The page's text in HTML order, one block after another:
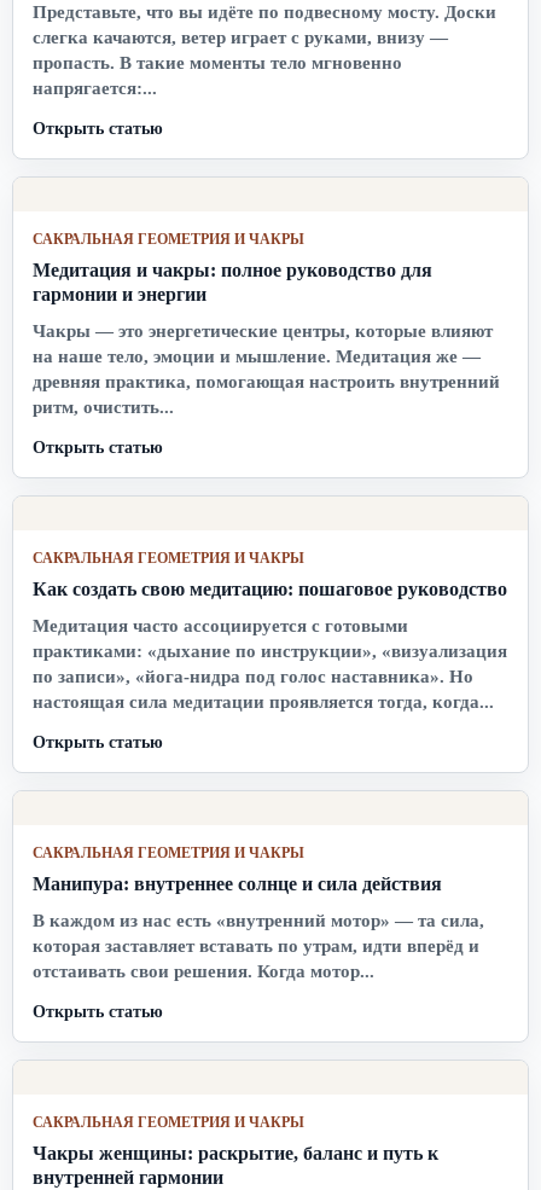
Представьте, что вы идёте по подвесному мосту. Доски
слегка качаются, ветер играет с руками, внизу —
пропасть. В такие моменты тело мгновенно
напрягается:...
Открыть статью
САКРАЛЬНАЯ ГЕОМЕТРИЯ И ЧАКРЫ
Медитация и чакры: полное руководство для
гармонии и энергии
Чакры — это энергетические центры, которые влияют
на наше тело, эмоции и мышление. Медитация же —
древняя практика, помогающая настроить внутренний
ритм, очистить...
Открыть статью
САКРАЛЬНАЯ ГЕОМЕТРИЯ И ЧАКРЫ
Как создать свою медитацию: пошаговое руководство
Медитация часто ассоциируется с готовыми
практиками: «дыхание по инструкции», «визуализация
по записи», «йога-нидра под голос наставника». Но
настоящая сила медитации проявляется тогда, когда...
Открыть статью
САКРАЛЬНАЯ ГЕОМЕТРИЯ И ЧАКРЫ
Манипура: внутреннее солнце и сила действия
В каждом из нас есть «внутренний мотор» — та сила,
которая заставляет вставать по утрам, идти вперёд и
отстаивать свои решения. Когда мотор...
Открыть статью
САКРАЛЬНАЯ ГЕОМЕТРИЯ И ЧАКРЫ
Чакры женщины: раскрытие, баланс и путь к
внутренней гармонии